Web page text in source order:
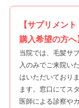
【サプリメン
購入希望の方へ
当院では、毛髪サ
入のみでご来院い
はいただいており
ます。窓口にてス
医師による診察や